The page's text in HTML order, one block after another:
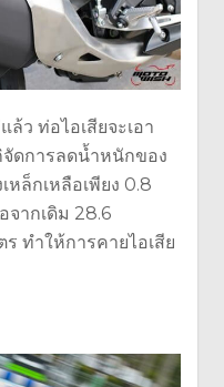
ว ท่อไอเสียจะเอา
จัดการลดน้ำหนักของ
หล็กเหลือเพียง 0.8
ากเดิม 28.6
ร ทำให้การคายไอเสีย